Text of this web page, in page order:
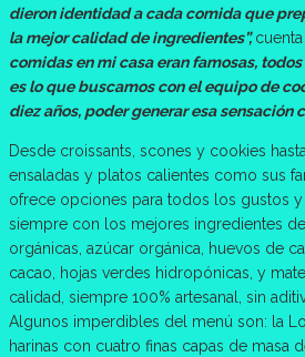
dieron identidad a cada comida que
la mejor calidad de ingredientes”,
comidas en mi casa eran famosas,
es lo que buscamos con el equipo de
diez años, poder generar esa sensación
Desde croissants, scones y cookies
ensaladas y platos calientes como sus
ofrece opciones para todos los gustos
siempre con los mejores ingredientes
orgánicas, azúcar orgánica, huevos de
cacao, hojas verdes hidropónicas, y
calidad, siempre 100% artesanal, sin
Algunos imperdibles del menú son: la
harinas con cuatro finas capas de masa